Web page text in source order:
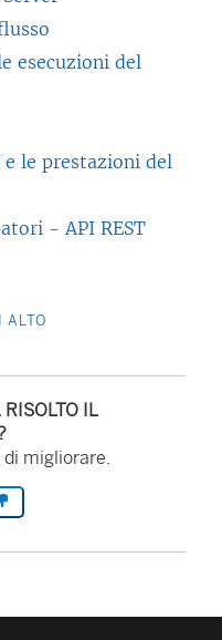
esecuzioni del
le prestazioni del
- API REST
ALTO
IL
migliorare.